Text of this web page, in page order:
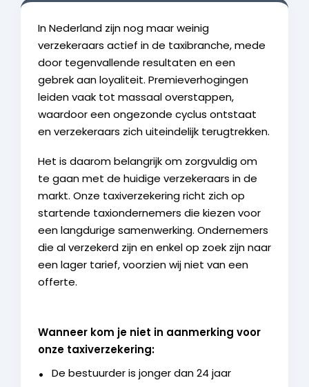
In Nederland zijn nog maar weinig
verzekeraars actief in de taxibranche, mede
door tegenvallende resultaten en een
gebrek aan loyaliteit. Premieverhogingen
leiden vaak tot massaal overstappen,
waardoor een ongezonde cyclus ontstaat
en verzekeraars zich uiteindelijk terugtrekken.
Het is daarom belangrijk om zorgvuldig om
te gaan met de huidige verzekeraars in de
markt. Onze taxiverzekering richt zich op
startende taxiondernemers die kiezen voor
een langdurige samenwerking. Ondernemers
die al verzekerd zijn en enkel op zoek zijn naar
een lager tarief, voorzien wij niet van een
offerte.
Wanneer kom je niet in aanmerking voor
onze taxiverzekering:
De bestuurder is jonger dan 24 jaar